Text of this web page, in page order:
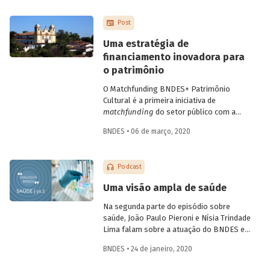
matchfunding
de um doador institucional ao
) no contexto do combate à
pandemia e sobre suas possibilidades
futuras.
Post
Uma estratégia de
financiamento inovadora para
o patrimônio
O Matchfunding BNDES+ Patrimônio
Cultural é a primeira iniciativa de
matchfunding do setor público com a
programa desse tipo no mundo. A
privados é realizada por meio do
financiamento coletivo (
que confere o protagonismo da
sociedade na escolha e no financiamento
e acompanhamento dos projetos.
BNDES • 06 de março, 2020
Podcast
Uma visão ampla de saúde
Na segunda parte do episódio sobre
saúde, João Paulo Pieroni e Nísia Trindade
Lima falam sobre a atuação do BNDES e
instituições contribuem para a
BNDES • 24 de janeiro, 2020